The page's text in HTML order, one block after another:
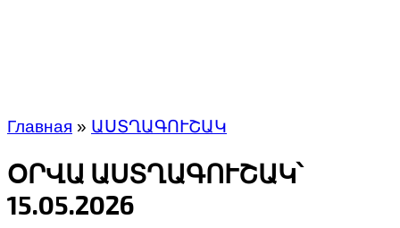
Главная » ԱՍՏՂԱԳՈՒՇԱԿ
ՕՐՎԱ ԱՍՏՂԱԳՈՒՇԱԿ՝
15.05.2026